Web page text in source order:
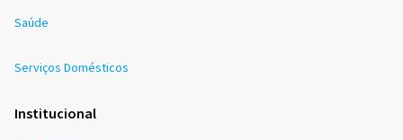
Saúde
Serviços Domésticos
Institucional